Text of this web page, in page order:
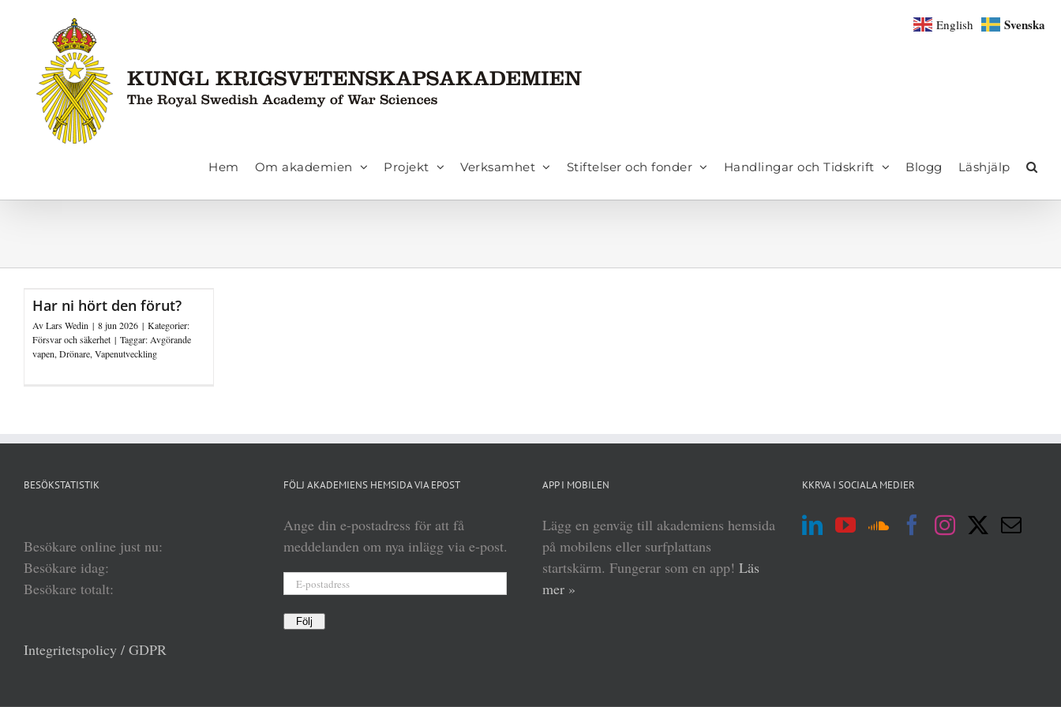
innehållet
Hem Om akademien Projekt Verksamhet Stiftelser och fonder Handlingar och Tidskrift Blogg Läshjälp
Har ni hört den förut?
AvLars Wedin | 8 jun 2026 | Kategorier:
Försvar och säkerhet | Taggar: Avgörande
vapen, Drönare, Vapenutveckling
BESÖKSTATISTIK
Besökare online just nu:
Besökare idag:
Besökare totalt:
Integritetspolicy / GDPR
FÖLJ AKADEMIENS HEMSIDA VIA EPOST
Ange din e-postadress för att få
meddelanden om nya inlägg via e-post.
Följ
APP I MOBILEN
Lägg en genväg till akademiens hemsida
på mobilens eller surfplattans
startskärm. Fungerar som en app! Läs
mer »
KKRVA I SOCIALA MEDIER
English Svenska